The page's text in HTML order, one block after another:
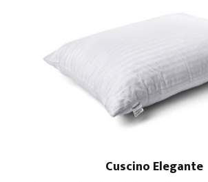
Cuscino Elegante